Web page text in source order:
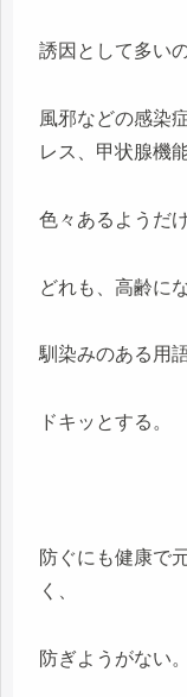
誘因として多いの
風邪などの感染
レス、甲状腺機
色々あるようだけ
どれも、高齢に
馴染みのある用
ドキッとする。
防ぐにも健康で
く、
防ぎようがない。